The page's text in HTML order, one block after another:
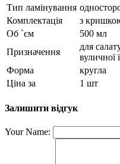
Тип ламінування
Комплектація
з
Об `єм
500 мл
Призначення
для
вуличної
Форма
кругла
Ціна за
1 шт
Залишити відгук
Your Name: